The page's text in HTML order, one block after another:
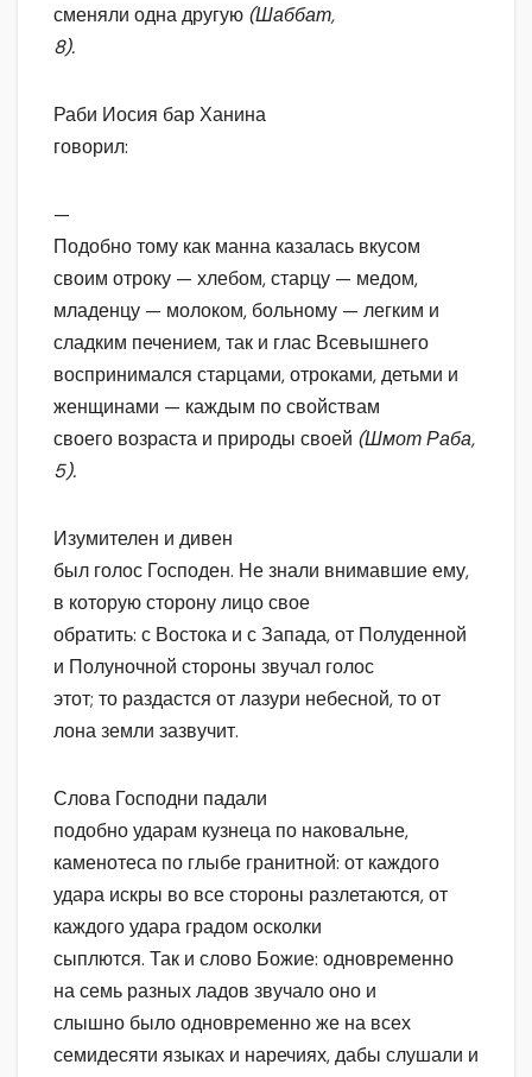
сменяли одна другую (Шаббат,
8).
Раби Иосия бар Ханина
говорил:
—
Подобно тому как манна казалась вкусом
своим отроку — хлебом, старцу — медом,
младенцу — молоком, больному — легким и
сладким печением, так и глас Всевышнего
воспринимался старцами, отроками, детьми и
женщинами — каждым по свойствам
своего возраста и природы своей (Шмот Раба,
5).
Изумителен и дивен
был голос Господен. Не знали внимавшие ему,
в которую сторону лицо свое
обратить: с Востока и с Запада, от Полуденной
и Полуночной стороны звучал голос
этот; то раздастся от лазури небесной, то от
лона земли зазвучит.
Слова Господни падали
подобно ударам кузнеца по наковальне,
каменотеса по глыбе гранитной: от каждого
удара искры во все стороны разлетаются, от
каждого удара градом осколки
сыплются. Так и слово Божие: одновременно
на семь разных ладов звучало оно и
слышно было одновременно же на всех
семидесяти языках и наречиях, дабы слушали и